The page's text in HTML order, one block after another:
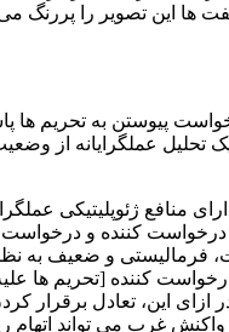
ها این تصویر را پررنگ
پیوستن به تحریم ها
عملگرایانه از
منافع ژئوپلیتیکی
کننده و درخواست
فرمالیستی و ضعیف به
کننده [تحریم ها
ازای این، تعادل برقرار
غرب می تواند اتهام